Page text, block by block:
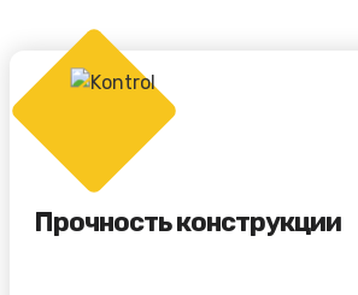
Прочность конструкции